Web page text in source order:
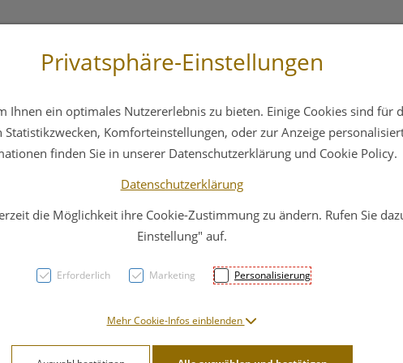
Hautpflege Familie Nahrungsergänzung
Canal
PZN: 4787362
Privatsphäre-Einstellungen
Ihnen ein optimales Nutzererlebnis zu bieten. Einige Cookies sind für
Komforteinstellungen, oder zur Anzeige
finden Sie in unserer Datenschutzerklärung und Cookie Policy.
Datenschutzerklärung
die Möglichkeit ihre Cookie-Zustimmung zu ändern. Rufen Sie
Einstellung" auf.
Erforderlich Marketing Personalisierung
Mehr Cookie-Infos einblenden